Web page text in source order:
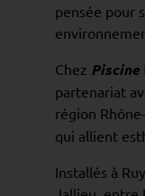
pensée pour
Chez Piscine
partenariat
région
qui allient
Installés à